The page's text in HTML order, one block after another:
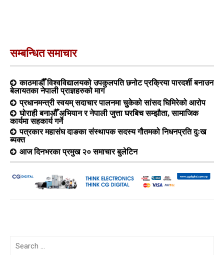
सम्बन्धित समाचार
काठमाडौँ विश्वविद्यालयको उपकुलपति छनोट प्रक्रिया पारदर्शी बनाउन
बेलायतका नेपाली प्राज्ञहरुको माग
प्रधानमन्त्री स्वयम् सदाचार पालनमा चुुकेको सांसद घिमिरेको आरोप
घोराही बनाऔँ अभियान र नेपाली जुत्ता घरबिच सम्झौता, सामाजिक
कार्यमा सहकार्य गर्ने
पत्रकार महासंघ दाङका संस्थापक सदस्य गौतमको निधनप्रति दुःख
ब्यक्त
आज दिनभरका प्रमुख २० समाचार बुलेटिन
Search